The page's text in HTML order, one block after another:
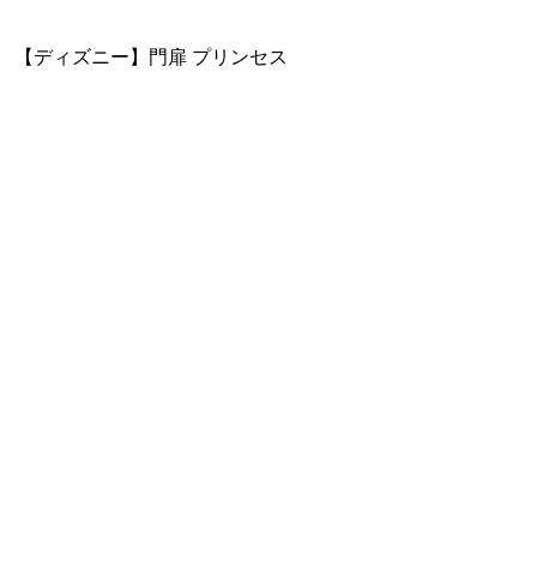
【ディズニー】門扉 プリンセス